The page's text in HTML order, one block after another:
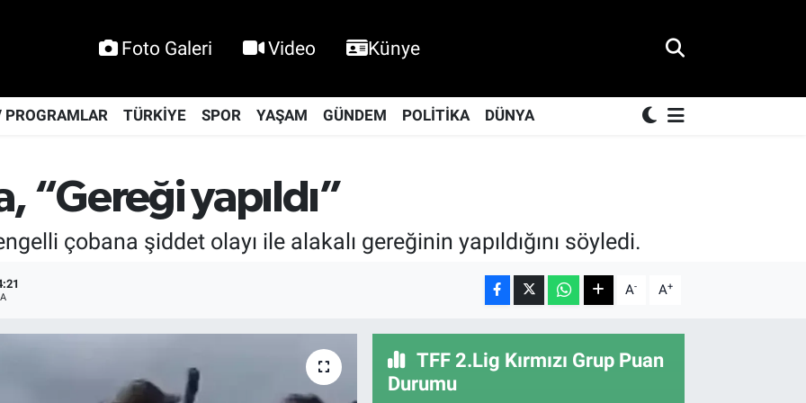
Foto Galeri Video Künye
PROGRAMLAR TÜRKİYE SPOR YAŞAM GÜNDEM POLİTİKA DÜNYA
“Gereği yapıldı”
çobana şiddet olayı ile alakalı gereğinin yapıldığını söyledi.
A- A+
TFF 2.Lig Kırmızı Grup Puan
Durumu